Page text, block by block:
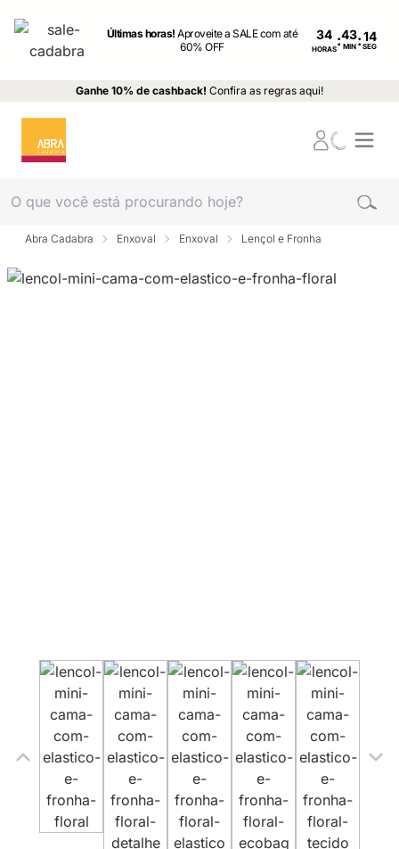
Últimas horas!Aproveite a SALE com até
60% OFF
34
HORAS: MIN : SEG
Ganhe 10% de cashback! Confira as regras aqui!
Abra Cadabra Enxoval Enxoval Lençol e Fronha